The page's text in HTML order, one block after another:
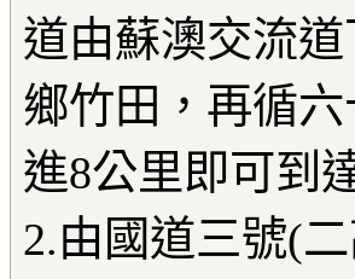
道由蘇澳交流
鄉竹田，再循
進8公里即可到
2.由國道三號(